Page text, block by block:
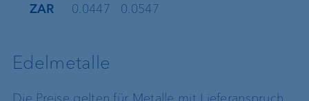
ZAR
0.0447 0.0547
Edelmetalle